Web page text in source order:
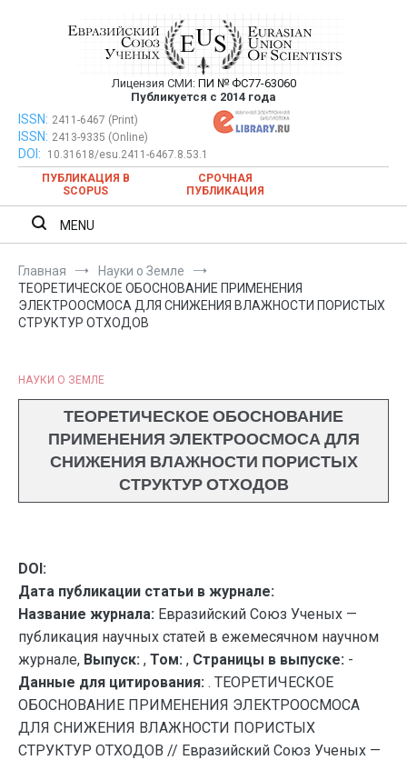
Евразийский Союз Ученых —
публикация научных статей в
ежемесячном научном журнале
Лицензия СМИ: ПИ № ФС77-63060
Публикуется с 2014 года
Евразийский Союз Ученых — публикация научных статей в
ежемесячном научном журнале
ISSN: 2411-6467 (Print)
ISSN: 2413-9335 (Online)
DOI:
10.31618/esu.2411-6467.8.53.1
ПУБЛИКАЦИЯ В
SCOPUS
СРОЧНАЯ
ПУБЛИКАЦИЯ
MENU
Главная
Науки о Земле
ТЕОРЕТИЧЕСКОЕ ОБОСНОВАНИЕ ПРИМЕНЕНИЯ
ЭЛЕКТРООСМОСА ДЛЯ СНИЖЕНИЯ ВЛАЖНОСТИ ПОРИСТЫХ
СТРУКТУР ОТХОДОВ
НАУКИ О ЗЕМЛЕ
ТЕОРЕТИЧЕСКОЕ ОБОСНОВАНИЕ
ПРИМЕНЕНИЯ ЭЛЕКТРООСМОСА ДЛЯ
СНИЖЕНИЯ ВЛАЖНОСТИ ПОРИСТЫХ
СТРУКТУР ОТХОДОВ
DOI:
Дата публикации статьи в журнале:
Название журнала: Евразийский Союз Ученых —
публикация научных статей в ежемесячном научном
журнале, Выпуск: , Том: , Страницы в выпуске: -
Данные для цитирования: . ТЕОРЕТИЧЕСКОЕ
ОБОСНОВАНИЕ ПРИМЕНЕНИЯ ЭЛЕКТРООСМОСА
ДЛЯ СНИЖЕНИЯ ВЛАЖНОСТИ ПОРИСТЫХ
СТРУКТУР ОТХОДОВ // Евразийский Союз Ученых —